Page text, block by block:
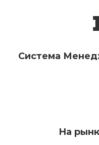
Система
На